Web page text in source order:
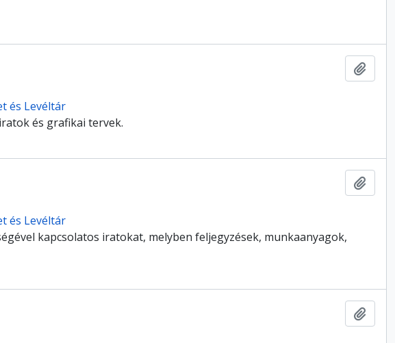
és Levéltár
és grafikai tervek.
és Levéltár
kapcsolatos iratokat, melyben feljegyzések, munkaanyagok,